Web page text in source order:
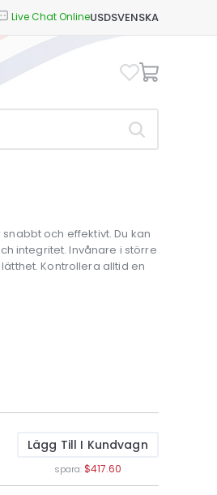
USDSVENSKA
och effektivt. Du kan
integritet. Invånare i större
Kontrollera alltid en
Lägg Till I Kundvagn
spara:$417.60